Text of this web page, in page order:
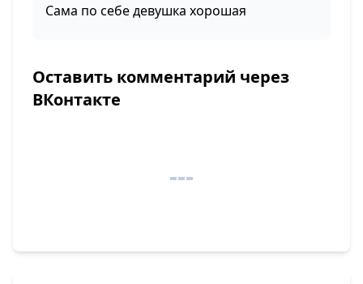
Сама по себе девушка хорошая
Оставить комментарий через
ВКонтакте